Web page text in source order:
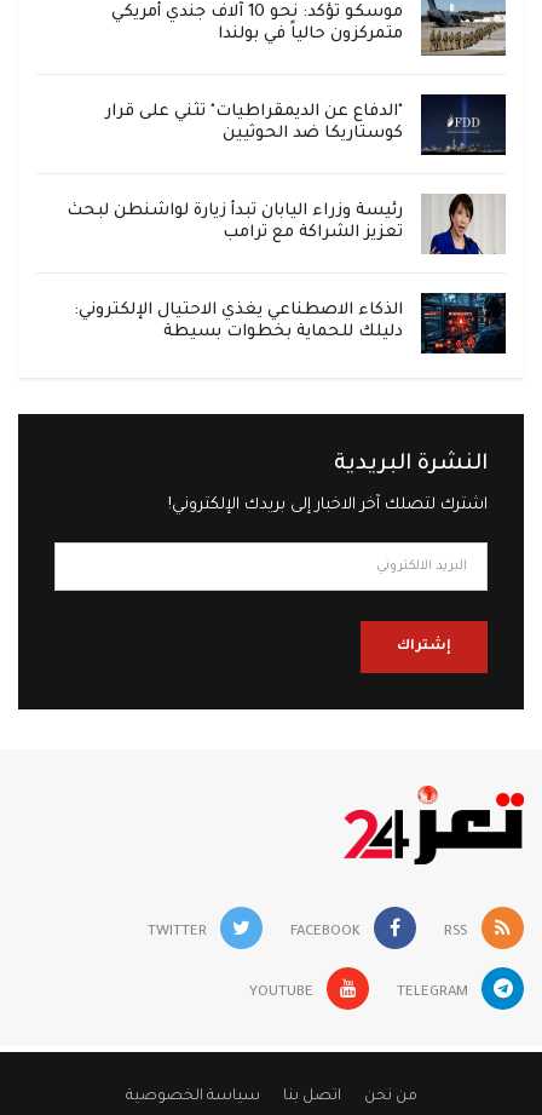
موسكو تؤكد: نحو 10 آلاف جندي أمريكي
متمركزون حالياً في بولندا
"الدفاع عن الديمقراطيات" تثني على قرار
كوستاريكا ضد الحوثيين
رئيسة وزراء اليابان تبدأ زيارة لواشنطن لبحث
تعزيز الشراكة مع ترامب
الذكاء الاصطناعي يغذي الاحتيال الإلكتروني:
دليلك للحماية بخطوات بسيطة
النشرة البريدية
اشترك لتصلك آخر الاخبار إلى بريدك الإلكتروني!
إشتراك
RSS
FACEBOOK
TWITTER
TELEGRAM
YOUTUBE
من نحن اتصل بنا سياسة الخصوصية